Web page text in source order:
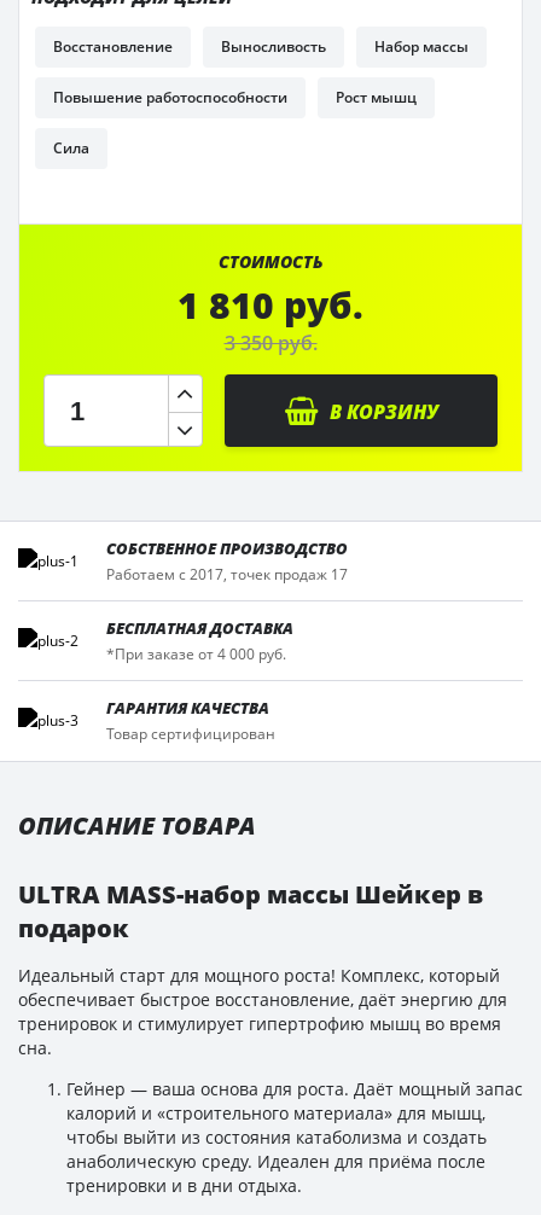
Восстановление Выносливость Набор массы
Повышение работоспособности Рост мышц
Сила
СТОИМОСТЬ
1 810 руб.
3 350 руб.
В КОРЗИНУ
СОБСТВЕННОЕ ПРОИЗВОДСТВО
Работаем с 2017, точек продаж 17
БЕСПЛАТНАЯ ДОСТАВКА
*При заказе от 4 000 руб.
ГАРАНТИЯ КАЧЕСТВА
Товар сертифицирован
ОПИСАНИЕ ТОВАРА
ULTRA MASS-набор массы Шейкер в
подарок
Идеальный старт для мощного роста! Комплекс, который
обеспечивает быстрое восстановление, даёт энергию для
тренировок и стимулирует гипертрофию мышц во время
сна.
Гейнер — ваша основа для роста. Даёт мощный запас
калорий и «строительного материала» для мышц,
чтобы выйти из состояния катаболизма и создать
анаболическую среду. Идеален для приёма после
тренировки и в дни отдыха.